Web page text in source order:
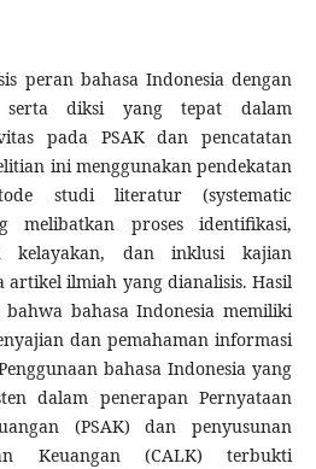
peran bahasa Indonesia dengan
diksi yang tepat dalam
pada PSAK dan pencatatan
ini menggunakan pendekatan
studi literatur (systematic
melibatkan proses identifikasi,
kelayakan, dan inklusi kajian
ilmiah yang dianalisis. Hasil
bahasa Indonesia memiliki
dan pemahaman informasi
bahasa Indonesia yang
dalam penerapan Pernyataan
(PSAK) dan penyusunan
Keuangan (CALK) terbukti